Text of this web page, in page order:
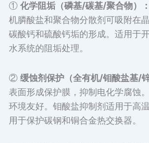
① 化学阻垢（磷基/碳基/聚合物）：
机膦酸盐和聚合物分散剂可吸附在
碳酸钙和硫酸钙垢的形成。适用于
水系统的阻垢处理。
② 缓蚀剂保护（全有机/钼酸盐基/
表面形成保护膜，抑制电化学腐蚀
环境友好。钼酸盐抑制剂适用于高
用于保护碳钢和铜合金热交换器。